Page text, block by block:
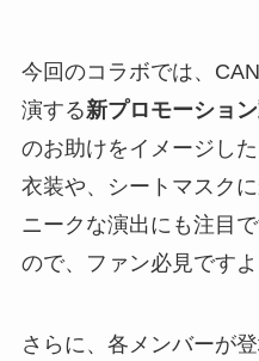
今回のコラボでは、
演する新プロモーショ
のお助けをイメージし
衣装や、シートマスク
ニークな演出にも注目
ので、ファン必見ですよ
さらに、各メンバーが